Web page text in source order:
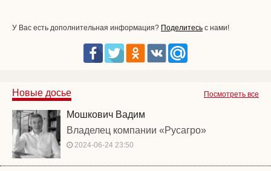
У Вас есть дополнительная информация? Поделитесь с нами!
Посмотреть все
Новые досье
Мошкович Вадим
Владелец компании «Русагро»
2024-06-24 23:50